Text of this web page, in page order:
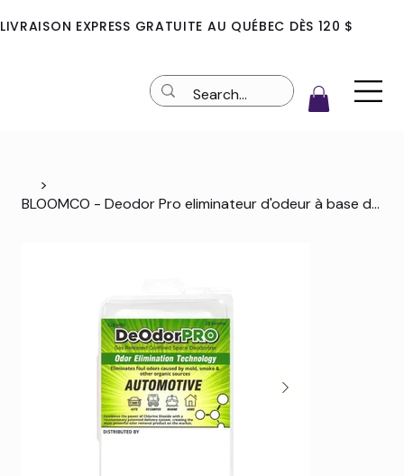
LIVRAISON EXPRESS GRATUITE AU QUÉBEC DÈS 120 $
>
BLOOMCO - Deodor Pro eliminateur d'odeur à base de chlore